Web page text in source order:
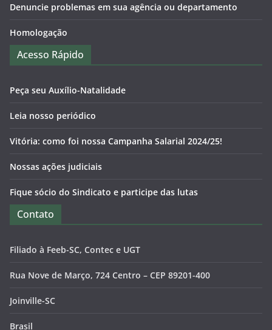
Denuncie problemas em sua agência ou departamento
Homologação
Acesso Rápido
Peça seu Auxílio-Natalidade
Leia nosso periódico
Vitória: como foi nossa Campanha Salarial 2024/25!
Nossas ações judiciais
Fique sócio do Sindicato e participe das lutas
Contato
Filiado à Feeb-SC, Contec e UGT
Rua Nove de Março, 724 Centro – CEP 89201-400
Joinville-SC
Brasil